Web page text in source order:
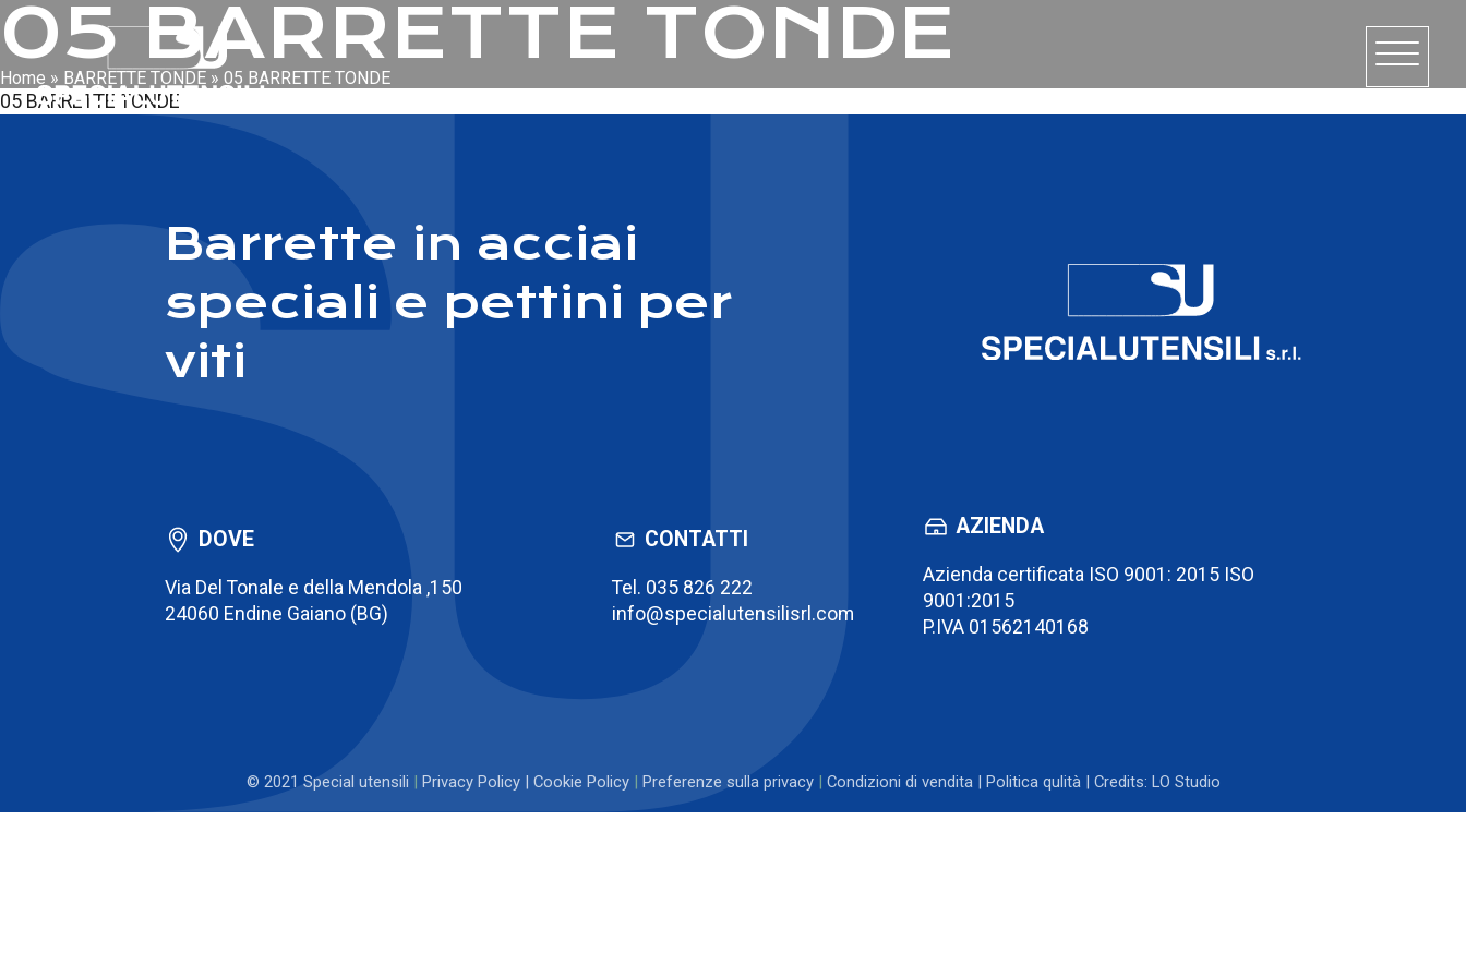
05 BARRETTE TONDE
Home » BARRETTE TONDE » 05 BARRETTE TONDE
05 BARRETTE TONDE
Barrette in acciai
speciali e pettini per
viti
DOVE
Via Del Tonale e della Mendola ,150
24060 Endine Gaiano (BG)
CONTATTI
Tel. 035 826 222
info@specialutensilisrl.com
AZIENDA
Azienda certificata ISO 9001: 2015 ISO
9001:2015
P.IVA 01562140168
© 2021 Special utensili | Privacy Policy| Cookie Policy | Preferenze sulla privacy | Condizioni di vendita| Politica qulità| Credits: LO Studio